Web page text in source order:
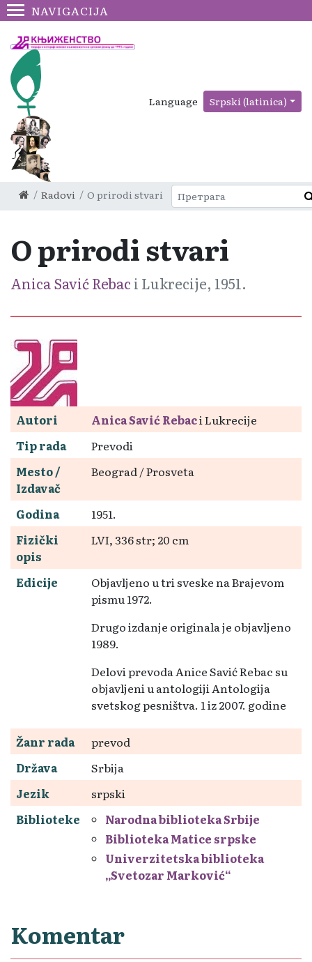
NAVIGACIJA
Language Srpski (latinica)
Radovi O prirodi stvari
O prirodi stvari
Anica Savić Rebac i Lukrecije, 1951.
Autori Anica Savić Rebaci Lukrecije
Tip rada
Prevodi
Mesto /
Izdavač
Beograd / Prosveta
Godina
1951.
Fizički
opis
LVI, 336 str; 20 cm
Edicije
Objavljeno u tri sveske na Brajevom
pismu 1972.
Drugo izdanje originala je objavljeno
1989.
Delovi prevoda Anice Savić Rebac su
objavljeni u antologiji Antologija
svetskog pesništva. 1 iz 2007. godine
Žanr rada
prevod
Država
Srbija
Jezik
srpski
Biblioteke
Narodna biblioteka Srbije
Biblioteka Matice srpske
Univerzitetska biblioteka
„Svetozar Marković“
Komentar